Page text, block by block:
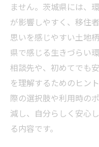
ません。茨城県には、
が影響しやすく、移住
思いを感じやすい土地
県で感じる生きづらい
相談先や、初めてでも
を理解するためのヒン
際の選択肢や利用時の
減し、自分らしく安心
る内容です。